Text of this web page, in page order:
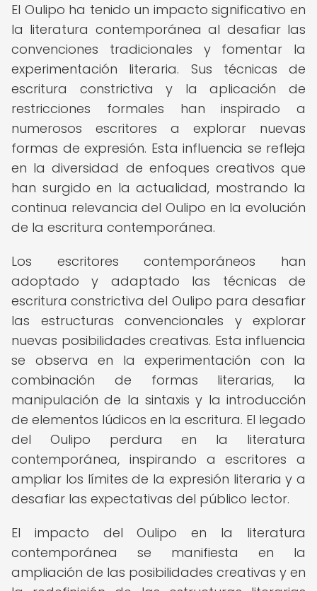
El Oulipo ha tenido un impacto significativo en
la literatura contemporánea al desafiar las
convenciones tradicionales y fomentar la
experimentación literaria. Sus técnicas de
escritura constrictiva y la aplicación de
restricciones formales han inspirado a
numerosos escritores a explorar nuevas
formas de expresión. Esta influencia se refleja
en la diversidad de enfoques creativos que
han surgido en la actualidad, mostrando la
continua relevancia del Oulipo en la evolución
de la escritura contemporánea.
Los escritores contemporáneos han
adoptado y adaptado las técnicas de
escritura constrictiva del Oulipo para desafiar
las estructuras convencionales y explorar
nuevas posibilidades creativas. Esta influencia
se observa en la experimentación con la
combinación de formas literarias, la
manipulación de la sintaxis y la introducción
de elementos lúdicos en la escritura. El legado
del Oulipo perdura en la literatura
contemporánea, inspirando a escritores a
ampliar los límites de la expresión literaria y a
desafiar las expectativas del público lector.
El impacto del Oulipo en la literatura
contemporánea se manifiesta en la
ampliación de las posibilidades creativas y en